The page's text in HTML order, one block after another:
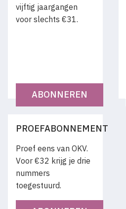
vijftig jaargangen
voor slechts €31.
ABONNEREN
PROEFABONNEMENT
Proef eens van OKV.
Voor €32 krijg je drie
nummers
toegestuurd.